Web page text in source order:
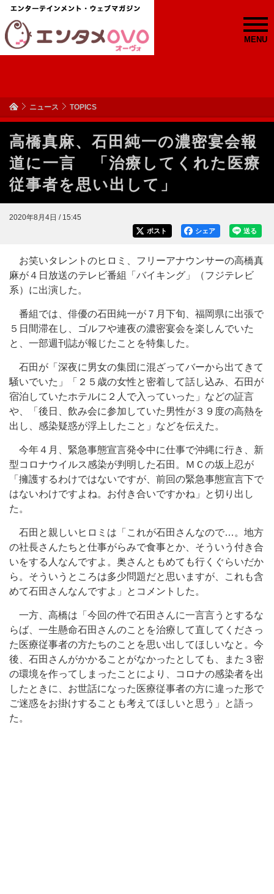
MENU
ニュース TOPICS
高橋真麻、石田純一の濃密宴会報
道に一言 「治療してくれた医療
従事者を思い出して」
2020年8月4日 / 15:45
送る
シェア
ポスト
お笑いタレントのヒロミ、フリーアナウンサーの高橋真
麻が４日放送のテレビ番組「バイキング」（フジテレビ
系）に出演した。
番組では、俳優の石田純一が７月下旬、福岡県に出張で
５日間滞在し、ゴルフや連夜の濃密宴会を楽しんでいた
と、一部週刊誌が報じたことを特集した。
石田が「深夜に男女の集団に混ざってバーから出てきて
騒いでいた」「２５歳の女性と密着して話し込み、石田が
宿泊していたホテルに２人で入っていった」などの証言
や、「後日、飲み会に参加していた男性が３９度の高熱を
出し、感染疑惑が浮上したこと」などを伝えた。
今年４月、緊急事態宣言発令中に仕事で沖縄に行き、新
型コロナウイルス感染が判明した石田。ＭＣの坂上忍が
「擁護するわけではないですが、前回の緊急事態宣言下で
はないわけですよね。お付き合いですかね」と切り出し
た。
石田と親しいヒロミは「これが石田さんなので…。地方
の社長さんたちと仕事がらみで食事とか、そういう付き合
いをする人なんですよ。奥さんともめても行くぐらいだか
ら。そういうところは多少問題だと思いますが、これも含
めて石田さんなんですよ」とコメントした。
一方、高橋は「今回の件で石田さんに一言言うとするな
らば、一生懸命石田さんのことを治療して直してくださっ
た医療従事者の方たちのことを思い出してほしいなと。今
後、石田さんがかかることがなかったとしても、また３密
の環境を作ってしまったことにより、コロナの感染者を出
したときに、お世話になった医療従事者の方に違った形で
ご迷惑をお掛けすることも考えてほしいと思う」と語っ
た。